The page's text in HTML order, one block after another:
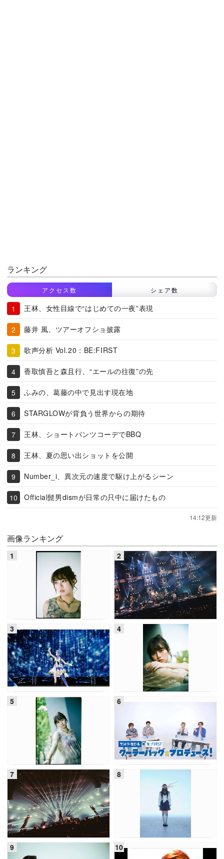
ランキング
アクセス数 シェア数
王林、女性目線で“はじめての一夜”表現
藤井 風、ツアーオフショ披露
歌声分析 Vol.20：BE:FIRST
香取慎吾と森且行、“エールの往復”の先
ふみの、葛藤の中で見出す現在地
STARGLOWが背負う世界からの期待
王林、ショートパンツコーデでBBQ
王林、夏の思い出ショットを公開
Number_i、異次元の速度で駆け上がるシーン
Official髭男dismが日常の只中に届けたもの
14:12更新
画像ランキング